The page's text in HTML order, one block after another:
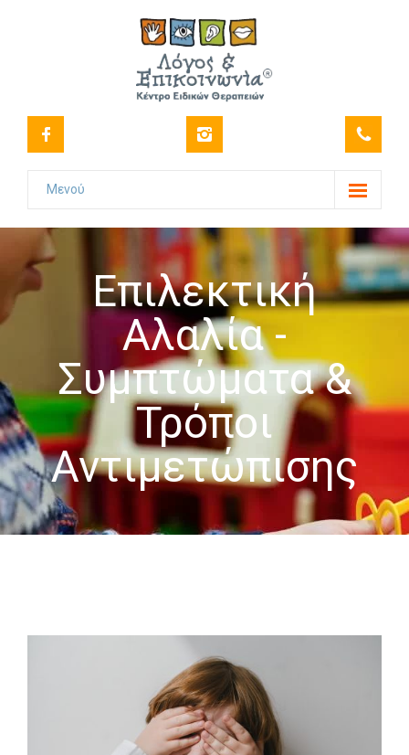
Μενού
Το Κέντρο
-- Όραμα
-- Ιστορικό
-- Πιστοποιήσεις
-- Στελέχωση
-- Επιστημονική Υπεύθυνη
-- Τα Νέα μας
-- Photo Gallery
-- Video Gallery
-- Ατομικά Προγράμματα
-- Κατ’οίκον Προγράμματα
Επιλεκτική
Αλαλία -
Συμπτώματα &
Τρόποι
Αντιμετώπισης